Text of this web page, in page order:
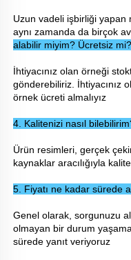
Uzun vadeli işbirliği yapan
aynı zamanda da birçok
alabilir miyim? Ücretsiz mi?
İhtiyacınız olan örneği
gönderebiliriz. İhtiyacınız
örnek ücreti almalıyız
4. Kalitenizi nasıl
Ürün resimleri, gerçek
kaynaklar aracılığıyla
5. Fiyatı ne kadar sürede
Genel olarak, sorgunuzu
olmayan bir durum
sürede yanıt veriyoruz